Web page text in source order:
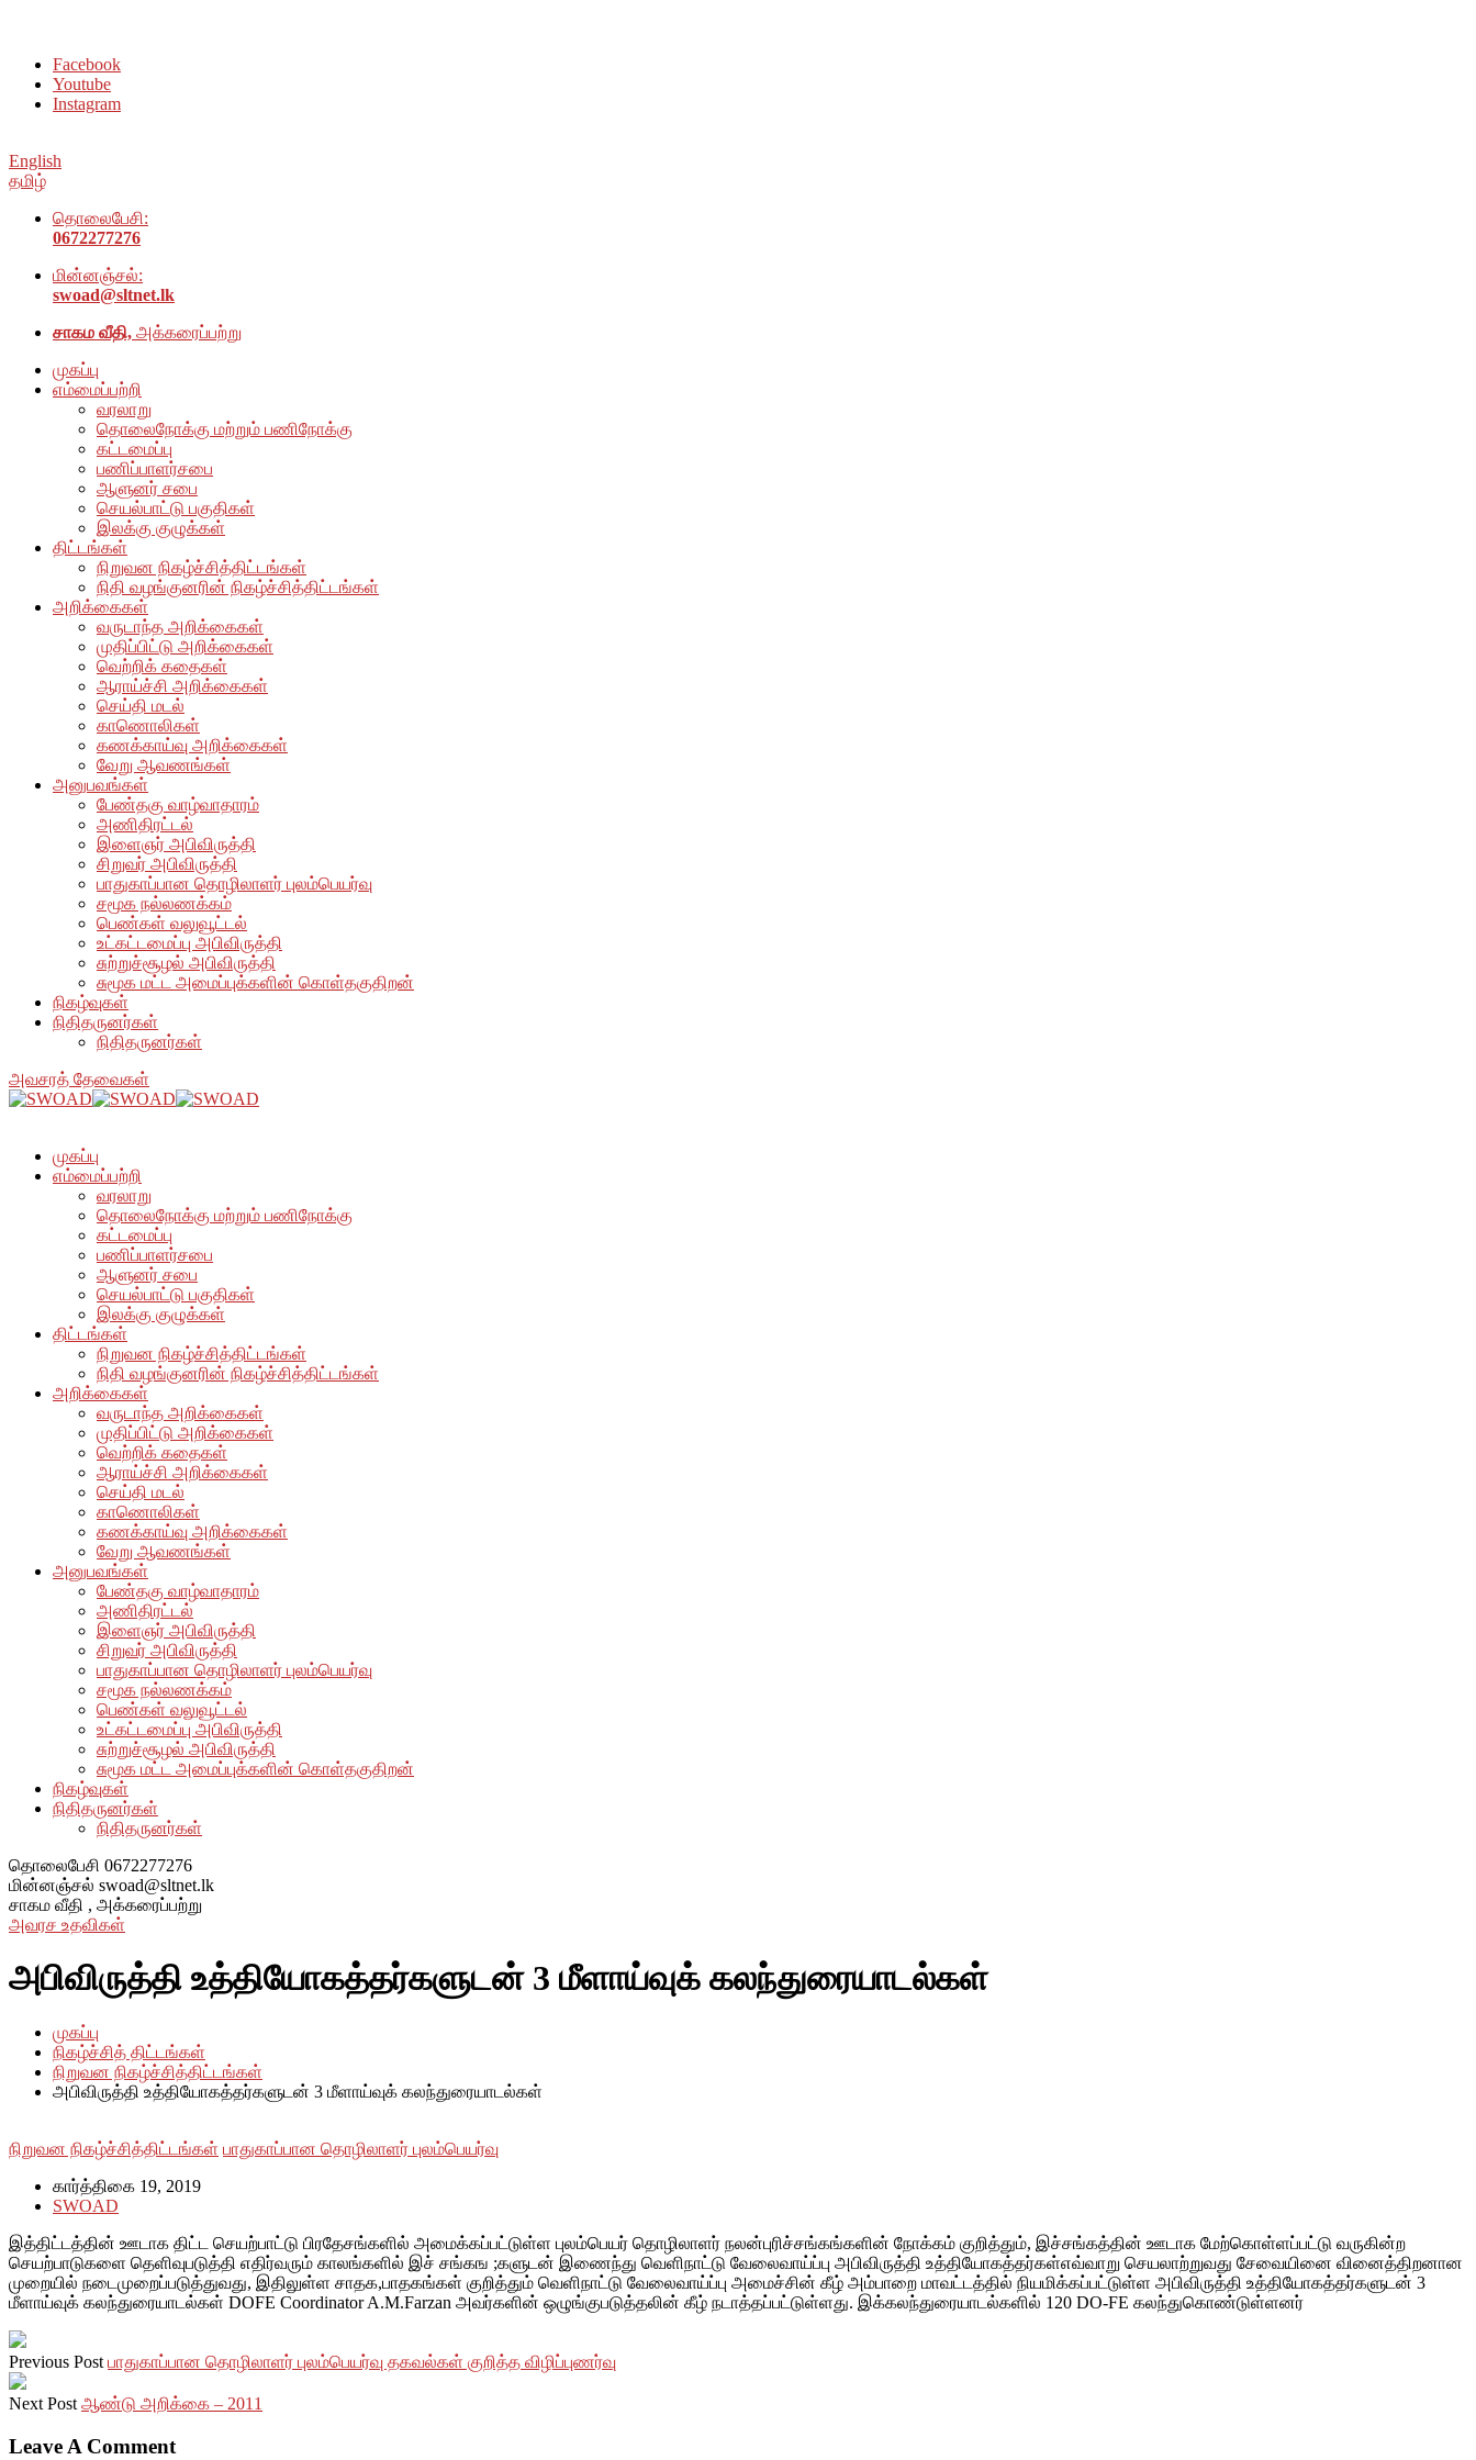
Facebook
Youtube
Instagram
English
தமிழ்
தொலைபேசி:
0672277276
மின்னஞ்சல்:
swoad@sltnet.lk
சாகம வீதி, அக்கரைப்பற்று
முகப்பு
எம்மைப்பற்றி
வரலாறு
தொலைநோக்கு மற்றும் பணிநோக்கு
கட்டமைப்பு
பணிப்பாளர்சபை
ஆளுனர் சபை
செயல்பாட்டு பகுதிகள்
இலக்கு குழுக்கள்
திட்டங்கள்
நிறுவன நிகழ்ச்சித்திட்டங்கள்
நிதி வழங்குனரின் நிகழ்ச்சித்திட்டங்கள்
அறிக்கைகள்
வருடாந்த அறிக்கைகள்
முதிப்பிட்டு அறிக்கைகள்
வெற்றிக் கதைகள்
ஆராய்ச்சி அறிக்கைகள்
செய்தி மடல்
காணொலிகள்
கணக்காய்வு அறிக்கைகள்
வேறு ஆவணங்கள்
அனுபவங்கள்
பேண்தகு வாழ்வாதாரம்
அணிதிரட்டல்
இளைஞர் அபிவிருத்தி
சிறுவர் அபிவிருத்தி
பாதுகாப்பான தொழிலாளர் புலம்பெயர்வு
சமூக நல்லணக்கம்
பெண்கள் வலுவூட்டல்
உட்கட்டமைப்பு அபிவிருத்தி
சுற்றுச்சூழல் அபிவிருத்தி
சுமூக மட்ட அமைப்புக்களின் கொள்தகுதிறன்
நிகழ்வுகள்
நிதிதருனர்கள்
நிதிதருனர்கள்
அவசரத் தேவைகள்
முகப்பு
எம்மைப்பற்றி
வரலாறு
தொலைநோக்கு மற்றும் பணிநோக்கு
கட்டமைப்பு
பணிப்பாளர்சபை
ஆளுனர் சபை
செயல்பாட்டு பகுதிகள்
இலக்கு குழுக்கள்
திட்டங்கள்
நிறுவன நிகழ்ச்சித்திட்டங்கள்
நிதி வழங்குனரின் நிகழ்ச்சித்திட்டங்கள்
அறிக்கைகள்
வருடாந்த அறிக்கைகள்
முதிப்பிட்டு அறிக்கைகள்
வெற்றிக் கதைகள்
ஆராய்ச்சி அறிக்கைகள்
செய்தி மடல்
காணொலிகள்
கணக்காய்வு அறிக்கைகள்
வேறு ஆவணங்கள்
அனுபவங்கள்
பேண்தகு வாழ்வாதாரம்
அணிதிரட்டல்
இளைஞர் அபிவிருத்தி
சிறுவர் அபிவிருத்தி
பாதுகாப்பான தொழிலாளர் புலம்பெயர்வு
சமூக நல்லணக்கம்
பெண்கள் வலுவூட்டல்
உட்கட்டமைப்பு அபிவிருத்தி
சுற்றுச்சூழல் அபிவிருத்தி
சுமூக மட்ட அமைப்புக்களின் கொள்தகுதிறன்
நிகழ்வுகள்
நிதிதருனர்கள்
நிதிதருனர்கள்
தொலைபேசி 0672277276
மின்னஞ்சல் swoad@sltnet.lk
சாகம வீதி , அக்கரைப்பற்று
அவரச உதவிகள்
அபிவிருத்தி உத்தியோகத்தர்களுடன் 3 மீளாய்வுக் கலந்துரையாடல்கள்
முகப்பு
நிகழ்ச்சித் திட்டங்கள்
நிறுவன நிகழ்ச்சித்திட்டங்கள்
அபிவிருத்தி உத்தியோகத்தர்களுடன் 3 மீளாய்வுக் கலந்துரையாடல்கள்
நிறுவன நிகழ்ச்சித்திட்டங்கள் பாதுகாப்பான தொழிலாளர் புலம்பெயர்வு
கார்த்திகை 19, 2019
SWOAD
இத்திட்டத்தின் ஊடாக திட்ட செயற்பாட்டு பிரதேசங்களில் அமைக்கப்பட்டுள்ள புலம்பெயர் தொழிலாளர் நலன்புரிச்சங்கங்களின் நோக்கம் குறித்தும், இச்சங்கத்தின் ஊடாக மேற்கொள்ளப்பட்டு வருகின்ற
செயற்பாடுகளை தெளிவுபடுத்தி எதிர்வரும் காலங்களில் இச் சங்கங ;களுடன் இணைந்து வெளிநாட்டு வேலைவாய்ப்பு அபிவிருத்தி உத்தியோகத்தர்கள்எவ்வாறு செயலாற்றுவது சேவையினை வினைத்திறனான
முறையில் நடைமுறைப்படுத்துவது, இதிலுள்ள சாதக,பாதகங்கள் குறித்தும் வெளிநாட்டு வேலைவாய்ப்பு அமைச்சின் கீழ் அம்பாறை மாவட்டத்தில் நியமிக்கப்பட்டுள்ள அபிவிருத்தி உத்தியோகத்தர்களுடன் 3
மீளாய்வுக் கலந்துரையாடல்கள் DOFE Coordinator A.M.Farzan அவர்களின் ஒழுங்குபடுத்தலின் கீழ் நடாத்தப்பட்டுள்ளது. இக்கலந்துரையாடல்களில் 120 DO-FE கலந்துகொண்டுள்ளனர்
Previous Post பாதுகாப்பான தொழிலாளர் புலம்பெயர்வு தகவல்கள் குறித்த விழிப்புணர்வு
Next Post ஆண்டு அறிக்கை – 2011
Leave A Comment